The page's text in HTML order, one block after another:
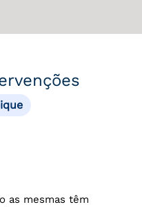
as mesmas têm